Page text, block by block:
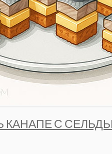
КАНАПЕ С